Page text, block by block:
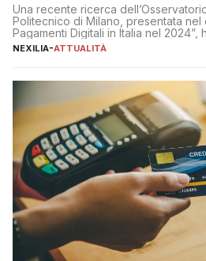
Una recente ricerca
Politecnico di Milano, presentata
Pagamenti Digitali in Italia nel 2024”,
definitivi del primo semestre 2024
NEXILIA-ATTUALITÀ